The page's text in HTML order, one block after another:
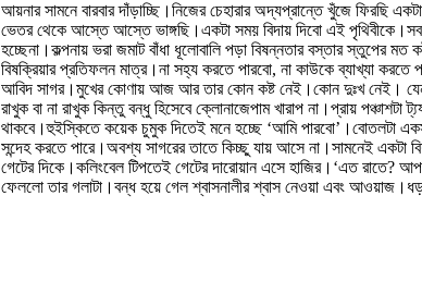
আয়নার সামনে বারবার দাঁড়াচ্ছি।নিজের চেহারার অদ্যপ্রান্তে খুঁজে ফিরছি
ভেতর থেকে আস্তে আস্তে ভাঙ্গছি।একটা সময় বিদায় দিবো এই
হচ্ছেনা।কল্পনায় ভরা জমাট বাঁধা ধূলোবালি পড়া বিষন্নতার বস্তার
বিষক্রিয়ার প্রতিফলন মাত্র।না সহ্য করতে পারবো, না কাউকে ব্যাখ্যা
আবিদ সাগর।মুখের কোণায় আজ আর তার কোন কষ্ট নেই।কোন দুঃখ নেই।
রাখুক বা না রাখুক কিন্তু বন্ধু হিসেবে ক্লোনাজেপাম খারাপ না।প্রায়
থাকবে।হুইস্কিতে কয়েক চুমুক দিতেই মনে হচ্ছে ‘আমি পারবো’।বোতলটা
সন্দেহ করতে পারে।অবশ্য সাগরের তাতে কিচ্ছু যায় আসে না।সামনেই একটা
গেটের দিকে।কলিংবেল টিপতেই গেটের দারোয়ান এসে হাজির।‘এত রাতে?
ফেললো তার গলাটা।বন্ধ হয়ে গেল শ্বাসনালীর শ্বাস নেওয়া এবং